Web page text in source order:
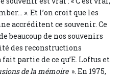
». Et l’on croit que les
accréditent ce souvenir. Ce
beaucoup de nos souvenirs
des reconstructions
partie de ce qu’E. Loftus et
de la mémoire ». En 1975,